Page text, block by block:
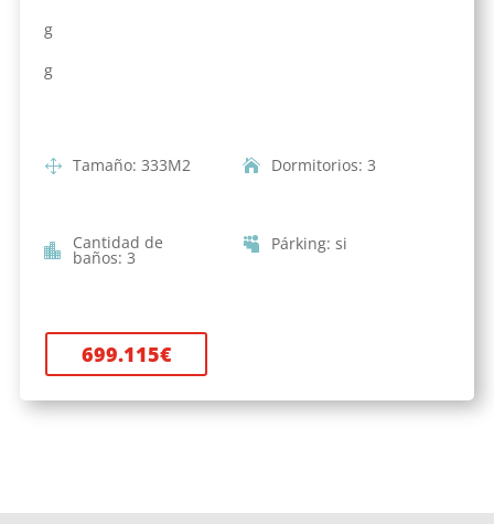
g
g
Tamaño: 333M2 Dormitorios: 3
Cantidad de
baños: 3
Párking: si
699.115€